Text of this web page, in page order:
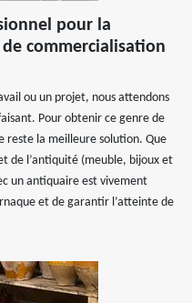
pour la
commercialisation
ou un projet, nous attendons
Pour obtenir ce genre de
reste la meilleure solution. Que
de l’antiquité (meuble, bijoux et
un antiquaire est vivement
et de garantir l’atteinte de